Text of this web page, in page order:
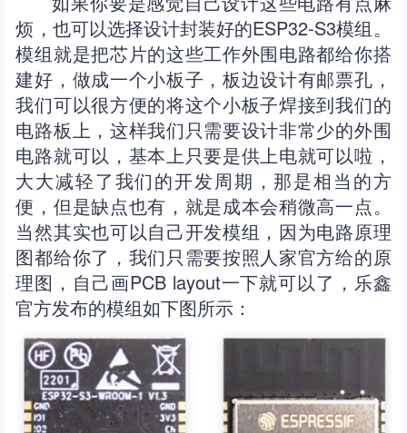
烦，也可以选择设计封装好的ESP32-S3模组。
模组就是把芯片的这些工作外围电路都给你搭
建好，做成一个小板子，板边设计有邮票孔，
我们可以很方便的将这个小板子焊接到我们的
电路板上，这样我们只需要设计非常少的外围
电路就可以，基本上只要是供上电就可以啦，
大大减轻了我们的开发周期，那是相当的方
便，但是缺点也有，就是成本会稍微高一点。
当然其实也可以自己开发模组，因为电路原理
图都给你了，我们只需要按照人家官方给的原
理图，自己画PCB layout一下就可以了，乐鑫
官方发布的模组如下图所示：